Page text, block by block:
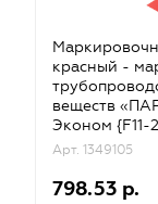
красный -
веществ
Эконом
Арт. 1349105
798.53 р.